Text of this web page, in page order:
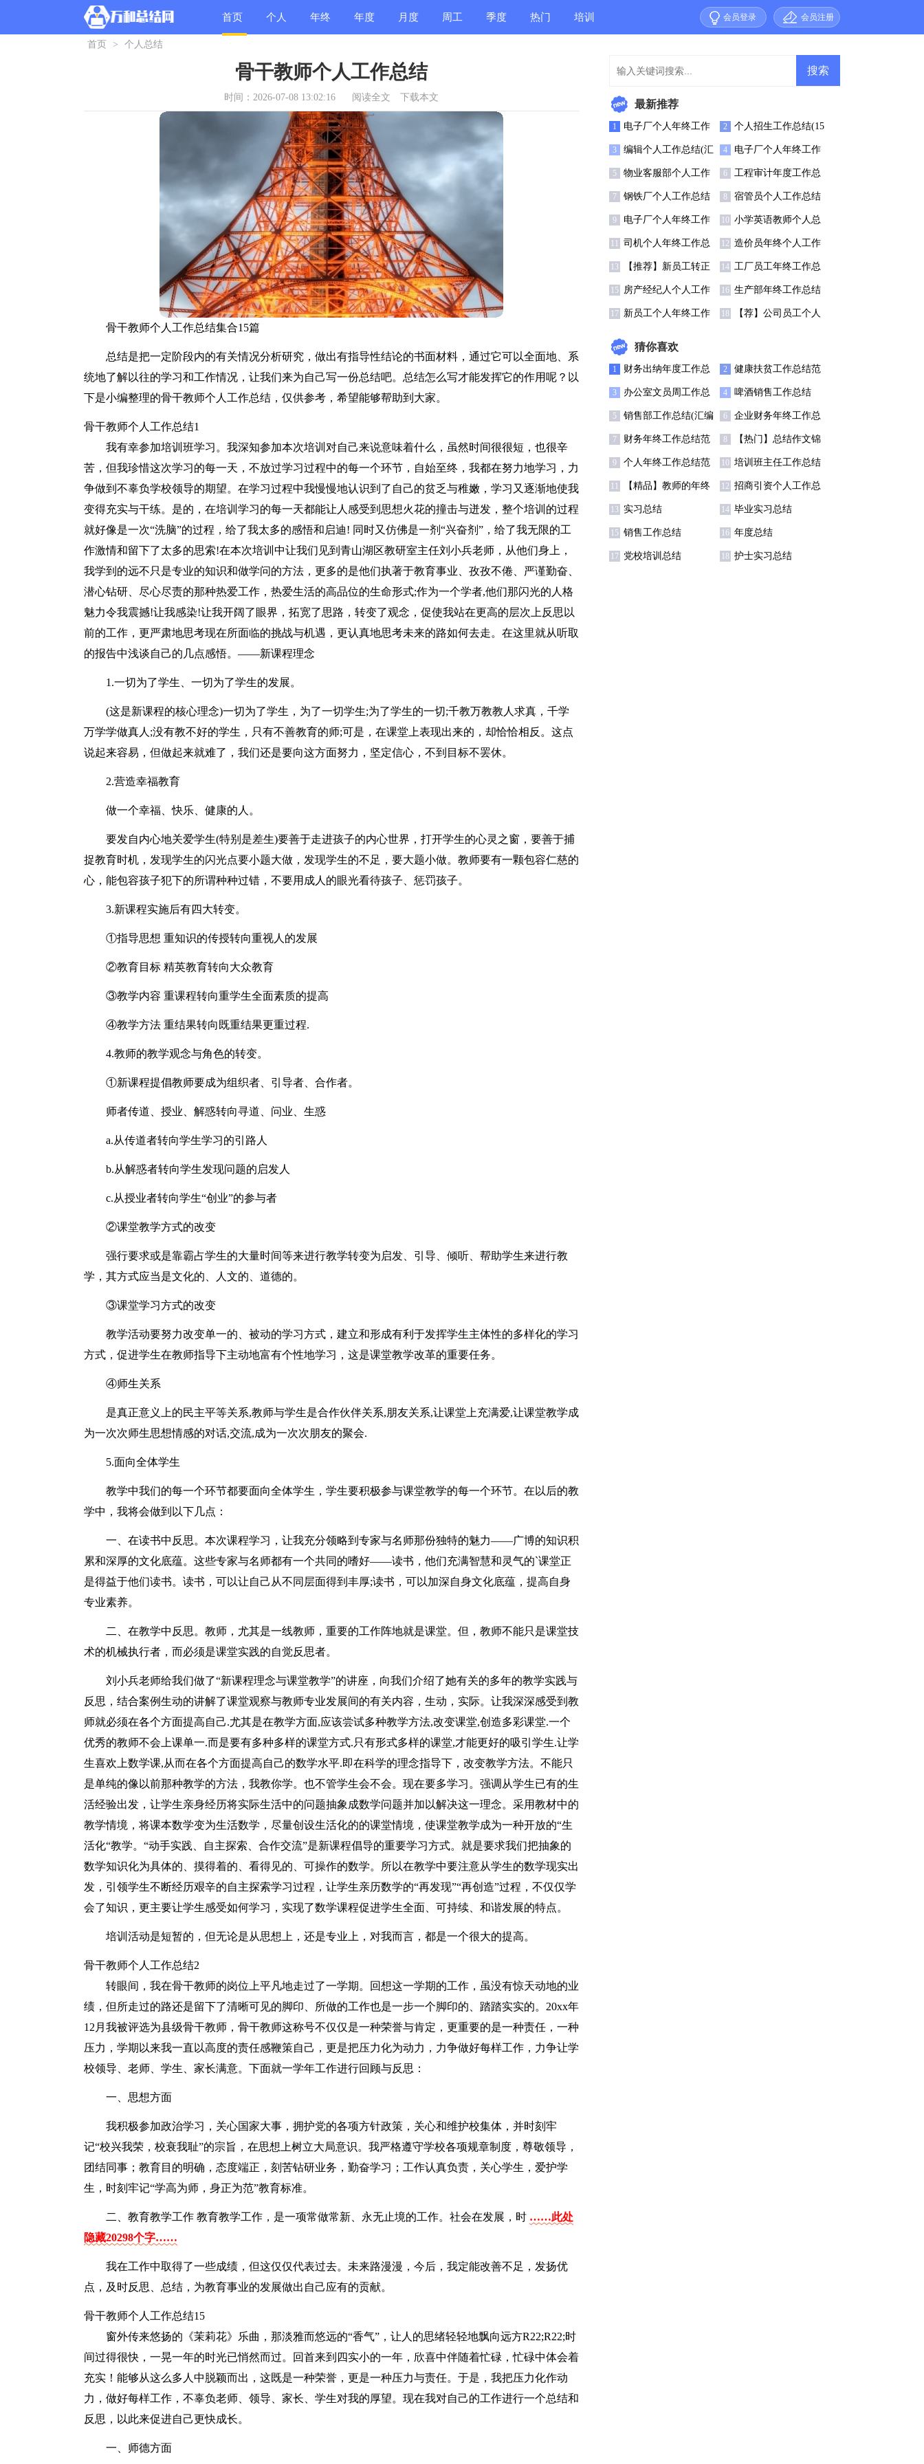
首页 个人 年终 年度 月度 周工 季度 热门 培训 会员登录 会员注册
首页 > 个人总结
骨干教师个人工作总结
时间：2026-07-08 13:02:16 阅读全文 下载本文
骨干教师个人工作总结集合15篇
总结是把一定阶段内的有关情况分析研究，做出有指导性结论的书面材料，通过它可以全面地、系
统地了解以往的学习和工作情况，让我们来为自己写一份总结吧。总结怎么写才能发挥它的作用呢？以
下是小编整理的骨干教师个人工作总结，仅供参考，希望能够帮助到大家。
骨干教师个人工作总结1
我有幸参加培训班学习。我深知参加本次培训对自己来说意味着什么，虽然时间很很短，也很辛
苦，但我珍惜这次学习的每一天，不放过学习过程中的每一个环节，自始至终，我都在努力地学习，力
争做到不辜负学校领导的期望。在学习过程中我慢慢地认识到了自己的贫乏与稚嫩，学习又逐渐地使我
变得充实与干练。是的，在培训学习的每一天都能让人感受到思想火花的撞击与迸发，整个培训的过程
就好像是一次“洗脑”的过程，给了我太多的感悟和启迪! 同时又仿佛是一剂“兴奋剂”，给了我无限的工
作激情和留下了太多的思索!在本次培训中让我们见到青山湖区教研室主任刘小兵老师，从他们身上，
我学到的远不只是专业的知识和做学问的方法，更多的是他们执著于教育事业、孜孜不倦、严谨勤奋、
潜心钻研、尽心尽责的那种热爱工作，热爱生活的高品位的生命形式;作为一个学者,他们那闪光的人格
魅力令我震撼!让我感染!让我开阔了眼界，拓宽了思路，转变了观念，促使我站在更高的层次上反思以
前的工作，更严肃地思考现在所面临的挑战与机遇，更认真地思考未来的路如何去走。在这里就从听取
的报告中浅谈自己的几点感悟。——新课程理念
1.一切为了学生、一切为了学生的发展。
(这是新课程的核心理念)一切为了学生，为了一切学生;为了学生的一切;千教万教教人求真，千学
万学学做真人;没有教不好的学生，只有不善教育的师;可是，在课堂上表现出来的，却恰恰相反。这点
说起来容易，但做起来就难了，我们还是要向这方面努力，坚定信心，不到目标不罢休。
2.营造幸福教育
做一个幸福、快乐、健康的人。
要发自内心地关爱学生(特别是差生)要善于走进孩子的内心世界，打开学生的心灵之窗，要善于捕
捉教育时机，发现学生的闪光点要小题大做，发现学生的不足，要大题小做。教师要有一颗包容仁慈的
心，能包容孩子犯下的所谓种种过错，不要用成人的眼光看待孩子、惩罚孩子。
3.新课程实施后有四大转变。
①指导思想 重知识的传授转向重视人的发展
②教育目标 精英教育转向大众教育
③教学内容 重课程转向重学生全面素质的提高
④教学方法 重结果转向既重结果更重过程.
4.教师的教学观念与角色的转变。
①新课程提倡教师要成为组织者、引导者、合作者。
师者传道、授业、解惑转向寻道、问业、生惑
a.从传道者转向学生学习的引路人
b.从解惑者转向学生发现问题的启发人
c.从授业者转向学生“创业”的参与者
②课堂教学方式的改变
强行要求或是靠霸占学生的大量时间等来进行教学转变为启发、引导、倾听、帮助学生来进行教
学，其方式应当是文化的、人文的、道德的。
③课堂学习方式的改变
教学活动要努力改变单一的、被动的学习方式，建立和形成有利于发挥学生主体性的多样化的学习
方式，促进学生在教师指导下主动地富有个性地学习，这是课堂教学改革的重要任务。
④师生关系
是真正意义上的民主平等关系,教师与学生是合作伙伴关系,朋友关系,让课堂上充满爱,让课堂教学成
为一次次师生思想情感的对话,交流,成为一次次朋友的聚会.
5.面向全体学生
教学中我们的每一个环节都要面向全体学生，学生要积极参与课堂教学的每一个环节。在以后的教
学中，我将会做到以下几点：
一、在读书中反思。本次课程学习，让我充分领略到专家与名师那份独特的魅力――广博的知识积
累和深厚的文化底蕴。这些专家与名师都有一个共同的嗜好——读书，他们充满智慧和灵气的`课堂正
是得益于他们读书。读书，可以让自己从不同层面得到丰厚;读书，可以加深自身文化底蕴，提高自身
专业素养。
二、在教学中反思。教师，尤其是一线教师，重要的工作阵地就是课堂。但，教师不能只是课堂技
术的机械执行者，而必须是课堂实践的自觉反思者。
刘小兵老师给我们做了“新课程理念与课堂教学”的讲座，向我们介绍了她有关的多年的教学实践与
反思，结合案例生动的讲解了课堂观察与教师专业发展间的有关内容，生动，实际。让我深深感受到教
师就必须在各个方面提高自己.尤其是在教学方面,应该尝试多种教学方法,改变课堂,创造多彩课堂.一个
优秀的教师不会上课单一.而是要有多种多样的课堂方式.只有形式多样的课堂,才能更好的吸引学生.让学
生喜欢上数学课,从而在各个方面提高自己的数学水平.即在科学的理念指导下，改变教学方法。不能只
是单纯的像以前那种教学的方法，我教你学。也不管学生会不会。现在要多学习。强调从学生已有的生
活经验出发，让学生亲身经历将实际生活中的问题抽象成数学问题并加以解决这一理念。采用教材中的
教学情境，将课本数学变为生活数学，尽量创设生活化的的课堂情境，使课堂教学成为一种开放的“生
活化“教学。“动手实践、自主探索、合作交流”是新课程倡导的重要学习方式。就是要求我们把抽象的
数学知识化为具体的、摸得着的、看得见的、可操作的数学。所以在教学中要注意从学生的数学现实出
发，引领学生不断经历艰辛的自主探索学习过程，让学生亲历数学的“再发现”“再创造”过程，不仅仅学
会了知识，更主要让学生感受如何学习，实现了数学课程促进学生全面、可持续、和谐发展的特点。
培训活动是短暂的，但无论是从思想上，还是专业上，对我而言，都是一个很大的提高。
骨干教师个人工作总结2
转眼间，我在骨干教师的岗位上平凡地走过了一学期。回想这一学期的工作，虽没有惊天动地的业
绩，但所走过的路还是留下了清晰可见的脚印、所做的工作也是一步一个脚印的、踏踏实实的。20xx年
12月我被评选为县级骨干教师，骨干教师这称号不仅仅是一种荣誉与肯定，更重要的是一种责任，一种
压力，学期以来我一直以高度的责任感鞭策自己，更是把压力化为动力，力争做好每样工作，力争让学
校领导、老师、学生、家长满意。下面就一学年工作进行回顾与反思：
一、思想方面
我积极参加政治学习，关心国家大事，拥护党的各项方针政策，关心和维护校集体，并时刻牢
记“校兴我荣，校衰我耻”的宗旨，在思想上树立大局意识。我严格遵守学校各项规章制度，尊敬领导，
团结同事；教育目的明确，态度端正，刻苦钻研业务，勤奋学习；工作认真负责，关心学生，爱护学
生，时刻牢记“学高为师，身正为范”教育标准。
二、教育教学工作 教育教学工作，是一项常做常新、永无止境的工作。社会在发展，时 ……此处
隐藏20298个字……
我在工作中取得了一些成绩，但这仅仅代表过去。未来路漫漫，今后，我定能改善不足，发扬优
点，及时反思、总结，为教育事业的发展做出自己应有的贡献。
骨干教师个人工作总结15
窗外传来悠扬的《茉莉花》乐曲，那淡雅而悠远的“香气”，让人的思绪轻轻地飘向远方R22;R22;时
间过得很快，一晃一年的时光已悄然而过。回首来到四实小的一年，欣喜中伴随着忙碌，忙碌中体会着
充实！能够从这么多人中脱颖而出，这既是一种荣誉，更是一种压力与责任。于是，我把压力化作动
力，做好每样工作，不辜负老师、领导、家长、学生对我的厚望。现在我对自己的工作进行一个总结和
反思，以此来促进自己更快成长。
一、师德方面
最新推荐
1 电子厂个人年终工作
总结(11篇)
2 个人招生工作总结(15
篇)
3 编辑个人工作总结(汇
编15篇)
4 电子厂个人年终工作
总结10篇
5 物业客服部个人工作
总结15篇
6 工程审计年度工作总
结
7 钢铁厂个人工作总结 8 宿管员个人工作总结
15篇
9 电子厂个人年终工作
总结13篇
10 小学英语教师个人总
结(15篇)
11 司机个人年终工作总
结(15篇)
12 造价员年终个人工作
总结
13 【推荐】新员工转正
个人工作总结
14 工厂员工年终工作总
结(精选15篇)
15 房产经纪人个人工作
总结(7篇)
16 生产部年终工作总结
15篇
17 新员工个人年终工作 18 【荐】公司员工个人
猜你喜欢
1 财务出纳年度工作总
结11篇
2 健康扶贫工作总结范
文
3 办公室文员周工作总
结
4 啤酒销售工作总结
5 销售部工作总结(汇编
15篇)
6 企业财务年终工作总
结范文
7 财务年终工作总结范
文汇编六篇
8 【热门】总结作文锦
集四篇
9 个人年终工作总结范
文
10 培训班主任工作总结
集锦8篇
11 【精品】教师的年终
总结模板汇编八篇
12 招商引资个人工作总
结
13 实习总结 14 毕业实习总结
15 销售工作总结 16 年度总结
17 党校培训总结 18 护士实习总结